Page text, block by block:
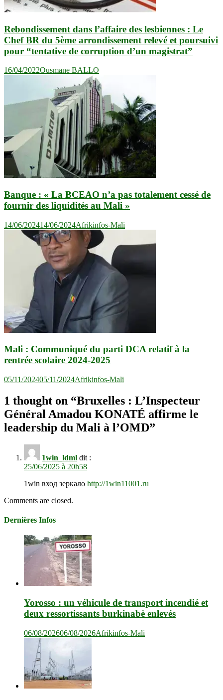
Rebondissement dans l’affaire des lesbiennes : Le
Chef BR du 5ème arrondissement relevé et poursuivi
pour “tentative de corruption d’un magistrat”
16/04/2022Ousmane BALLO
Banque : « La BCEAO n’a pas totalement cessé de
fournir des liquidités au Mali »
14/06/202414/06/2024Afrikinfos-Mali
Mali : Communiqué du parti DCA relatif à la
rentrée scolaire 2024-2025
05/11/202405/11/2024Afrikinfos-Mali
1 thought on “Bruxelles : L’Inspecteur
Général Amadou KONATÉ affirme le
leadership du Mali à l’OMD”
1win_ldml dit :
25/06/2025 à 20h58
1win вход зеркало http://1win11001.ru
Comments are closed.
Dernières Infos
Yorosso : un véhicule de transport incendié et
deux ressortissants burkinabè enlevés
06/08/202606/08/2026Afrikinfos-Mali